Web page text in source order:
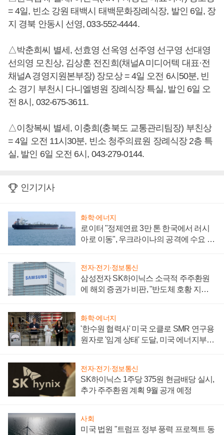
= 4일, 빈소 강원 태백시 태백문화장례식장, 발인 6일, 장
지 경북 안동시 선영, 033-552-4444.
△박춘희씨 별세, 선효영 선옥영 선주영 선구영 선대영
선의영 모친상, 김상훈 전진희(채널A 미디어텍 대표·전
채널A 경영지원본부장) 장모상 = 4일 오전 6시50분, 빈
소 경기 부천시 다니엘병원 장례식장 특실, 발인 6일 오
전 8시, 032-675-3611.
△이창복씨 별세, 이충희(충북도 교통관리팀장) 부친상
= 4일 오전 11시30분, 빈소 청주의료원 장례식장 2층 특
실, 발인 6일 오전 6시, 043-279-0144.
인기기사
화학·에너지
로이터 "정제연료 3만 톤 한국에서 러시
아로 이동", 우크라이나의 공격에 수요 늘
전자·전기·정보통신
삼성전자 SK하이닉스 소극적 주주환원
에 해외 증권가 비판, "반도체 호황 지속
화학·에너지
'한수원 협력사' 미국 오클로 SMR 연구용
원자로 '임계 상태' 도달, 미국 에너지부
전자·전기·정보통신
SK하이닉스 1주당 375원 현금배당 실시,
추가 주주환원 계획 9월 공개 예정
사회
미국 법원 "트럼프 정부 풍력 프로젝트 동